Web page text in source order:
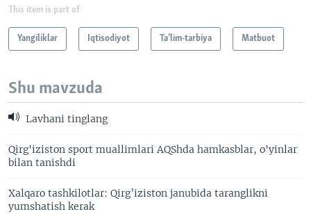
This item is part of
Yangiliklar Iqtisodiyot Ta’lim-tarbiya Matbuot
Shu mavzuda
Lavhani tinglang
Qirg'iziston sport muallimlari AQShda hamkasblar, o'yinlar
bilan tanishdi
Xalqaro tashkilotlar: Qirg’iziston janubida taranglikni
yumshatish kerak